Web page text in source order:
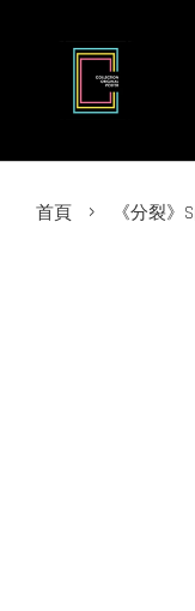
首頁 › 《分裂》